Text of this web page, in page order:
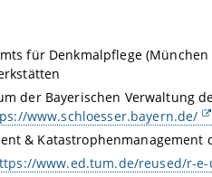
für Denkmalpflege (München
der Bayerischen Verwaltung
www.schloesser.bayern.de/
& Katastrophenmanagement
www.ed.tum.de/reused/r-